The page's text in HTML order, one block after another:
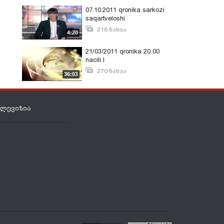
4:20
07.10.2011 qronika sarkozi
saqartveloshi
216 ნახვა
36:03
21/03/2011 qronika 20 00
nacili I
270 ნახვა